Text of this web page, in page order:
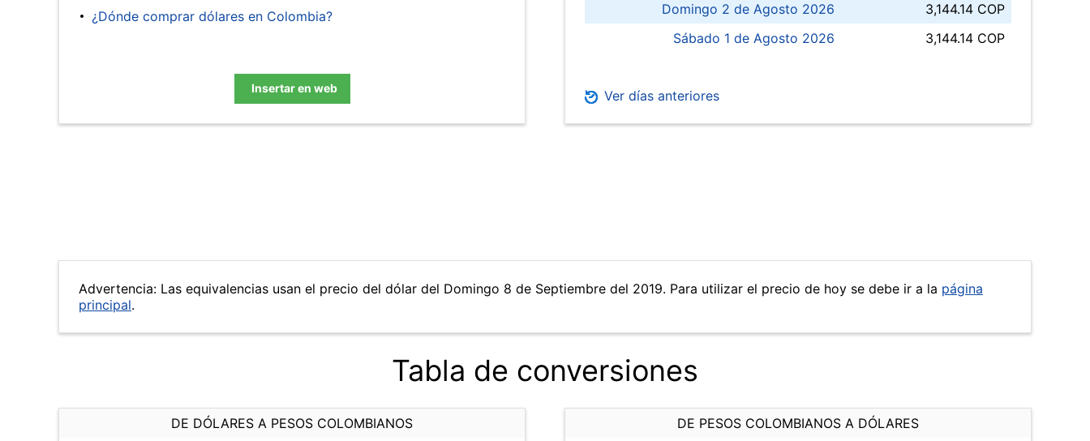
¿Dónde comprar dólares en Colombia?
Insertar en web
Domingo 2 de Agosto 2026
3,144.14 COP
Sábado 1 de Agosto 2026
3,144.14 COP
Ver días anteriores
Advertencia: Las equivalencias usan el precio del dólar del Domingo 8 de Septiembre del 2019. Para utilizar el precio de hoy se debe ir a la página
principal.
Tabla de conversiones
DE DÓLARES A PESOS COLOMBIANOS DE PESOS COLOMBIANOS A DÓLARES